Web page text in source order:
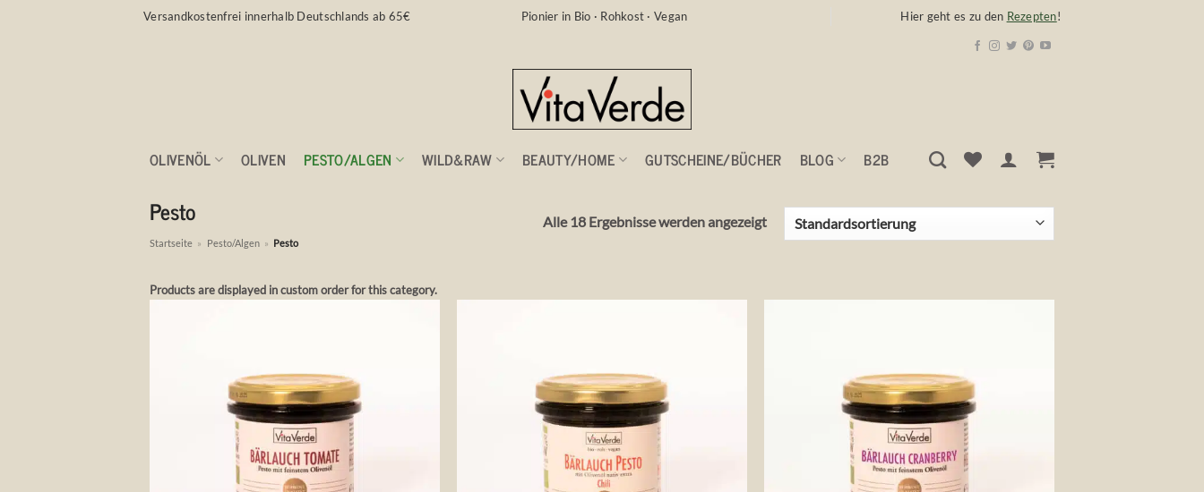
Zum
Versandkostenfrei innerhalb Deutschlands ab 65€ Pionier in Bio · Rohkost · Vegan Hier geht es zu den Rezepten!
OLIVENÖL OLIVEN PESTO/ALGEN WILD&RAW BEAUTY/HOME GUTSCHEINE/BÜCHER BLOG B2B
Pesto
Startseite » Pesto/Algen » Pesto
Alle 18 Ergebnisse werden angezeigt
Products are displayed in custom order for this category.